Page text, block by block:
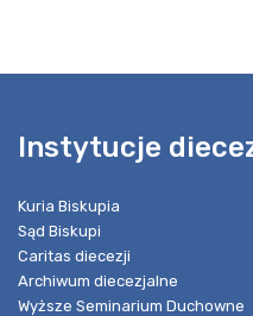
Instytucje
Kuria Biskupia
Sąd Biskupi
Caritas diecezji
Archiwum diecezjalne
Wyższe Seminarium Duchowne